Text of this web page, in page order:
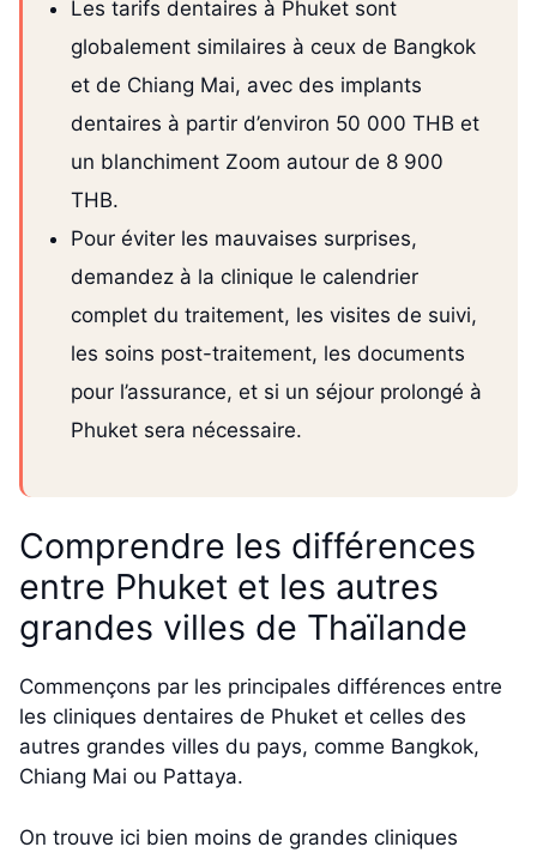
Les tarifs dentaires à Phuket sont
globalement similaires à ceux de Bangkok
et de Chiang Mai, avec des implants
dentaires à partir d’environ 50 000 THB et
un blanchiment Zoom autour de 8 900
THB.
Pour éviter les mauvaises surprises,
demandez à la clinique le calendrier
complet du traitement, les visites de suivi,
les soins post-traitement, les documents
pour l’assurance, et si un séjour prolongé à
Phuket sera nécessaire.
Comprendre les différences
entre Phuket et les autres
grandes villes de Thaïlande
Commençons par les principales différences entre
les cliniques dentaires de Phuket et celles des
autres grandes villes du pays, comme Bangkok,
Chiang Mai ou Pattaya.
On trouve ici bien moins de grandes cliniques